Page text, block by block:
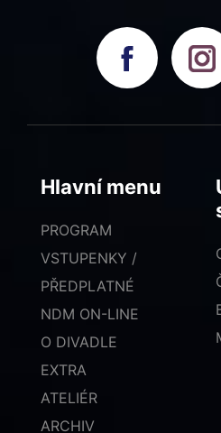
Hlavní menu
PROGRAM
VSTUPENKY /
PŘEDPLATNÉ
NDM ON-LINE
O DIVADLE
EXTRA
ATELIÉR
ARCHIV